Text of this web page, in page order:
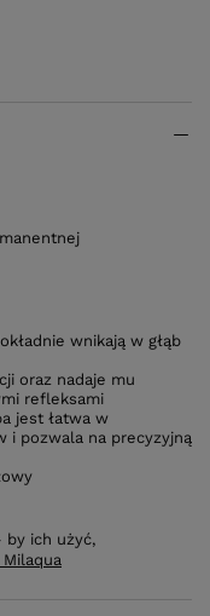
wnikają w głąb
oraz nadaje mu
refleksami
jest łatwa w
i pozwala na precyzyjną
by ich użyć,